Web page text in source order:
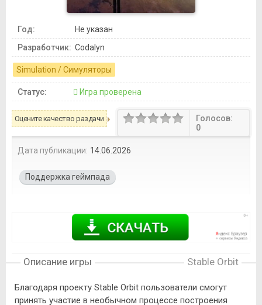
Год:
Не указан
Разработчик: Codalyn
Simulation / Симуляторы
Статус: Игра проверена
Оцените качество раздачи
Голосов:
0
Дата публикации: 14.06.2026
Поддержка геймпада
Описание игры Stable Orbit
Благодаря проекту Stable Orbit пользователи смогут
принять участие в необычном процессе построения